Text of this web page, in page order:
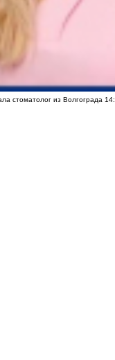
стоматолог из Волгограда